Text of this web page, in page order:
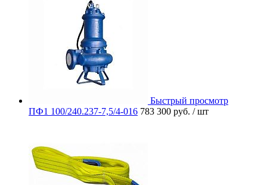
Быстрый просмотр
ПФ1 100/240.237-7,5/4-016 783 300 руб. / шт